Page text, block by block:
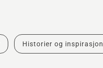
Historier og inspirasjon